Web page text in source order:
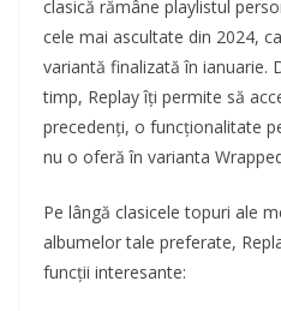
clasică rămâne playlistul
cele mai ascultate din 2024,
variantă finalizată în ianuarie.
timp, Replay îți permite să
precedenți, o funcționalitate
nu o oferă în varianta
Pe lângă clasicele topuri ale
albumelor tale preferate,
funcții interesante: